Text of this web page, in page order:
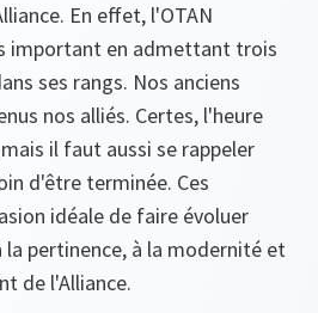
En effet, l'OTAN
important en admettant trois
ses rangs. Nos anciens
nos alliés. Certes, l'heure
il faut aussi se rappeler
d'être terminée. Ces
idéale de faire évoluer
la pertinence, à la modernité et
de l'Alliance.